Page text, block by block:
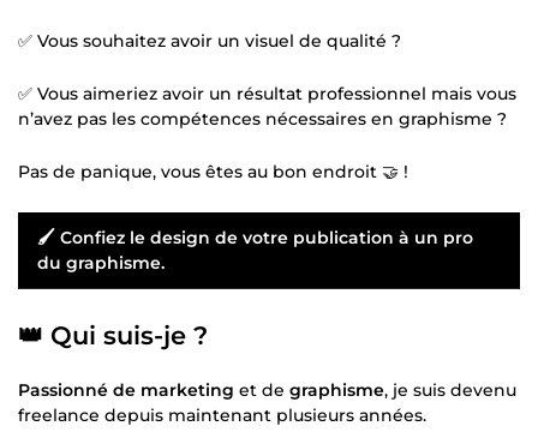
✅ Vous souhaitez avoir un visuel de qualité ?
✅ Vous aimeriez avoir un résultat professionnel mais vous
n’avez pas les compétences nécessaires en graphisme ?
Pas de panique, vous êtes au bon endroit 🤝 !
🖌 Confiez le design de votre publication à un pro
du graphisme.
👑 Qui suis-je ?
Passionné de marketing et de graphisme, je suis devenu
freelance depuis maintenant plusieurs années.